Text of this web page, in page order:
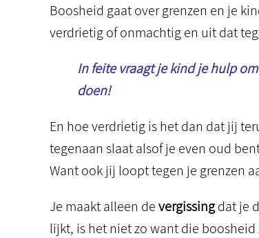
Boosheid gaat over grenzen en je
verdrietig of onmachtig en uit dat
In feite vraagt je kind je hulp
doen!
En hoe verdrietig is het dan dat jij
tegenaan slaat alsof je even oud
Want ook jij loopt tegen je grenzen
Je maakt alleen devergissingdat je
lijkt, is het niet zo want die